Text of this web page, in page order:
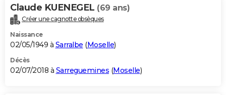
Claude KUENEGEL (69 ans)
Créer une cagnotte obsèques
Naissance
02/05/1949 à Sarralbe (Moselle)
Décès
02/07/2018 à Sarreguemines (Moselle)